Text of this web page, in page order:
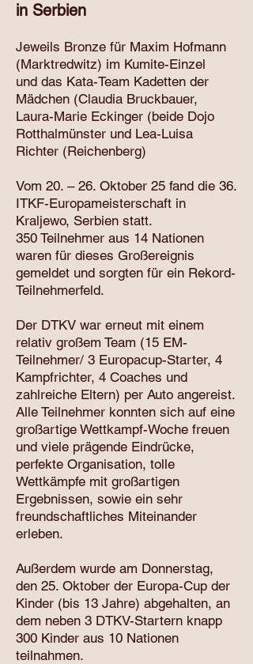
in Serbien
Jeweils Bronze für Maxim Hofmann
(Marktredwitz) im Kumite-Einzel
und das Kata-Team Kadetten der
Mädchen (Claudia Bruckbauer,
Laura-Marie Eckinger (beide Dojo
Rotthalmünster und Lea-Luisa
Richter (Reichenberg)
Vom 20. – 26. Oktober 25 fand die 36.
ITKF-Europameisterschaft in
Kraljewo, Serbien statt.
350 Teilnehmer aus 14 Nationen
waren für dieses Großereignis
gemeldet und sorgten für ein Rekord-
Teilnehmerfeld.
Der DTKV war erneut mit einem
relativ großem Team (15 EM-
Teilnehmer/ 3 Europacup-Starter, 4
Kampfrichter, 4 Coaches und
zahlreiche Eltern) per Auto angereist.
Alle Teilnehmer konnten sich auf eine
großartige Wettkampf-Woche freuen
und viele prägende Eindrücke,
perfekte Organisation, tolle
Wettkämpfe mit großartigen
Ergebnissen, sowie ein sehr
freundschaftliches Miteinander
erleben.
Außerdem wurde am Donnerstag,
den 25. Oktober der Europa-Cup der
Kinder (bis 13 Jahre) abgehalten, an
dem neben 3 DTKV-Startern knapp
300 Kinder aus 10 Nationen
teilnahmen.